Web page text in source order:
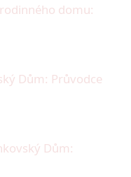
domu:
Dům: Průvodce
Dům: